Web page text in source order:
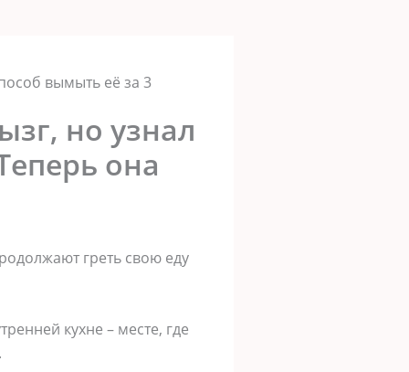
вымыть её за 3
но узнал
она
греть свою еду
кухне – месте, где